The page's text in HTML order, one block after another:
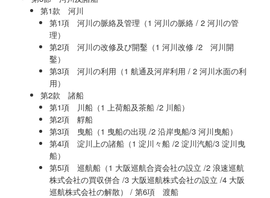
第1款 河川
第1項 河川の脈絡及管理（1 河川の脈絡 / 2 河川の管
理）
第2項 河川の改修及び開鑿（1 河川改修 /2 河川開
鑿）
第3項 河川の利用（1 航通及河岸利用 / 2 河川水面の利
用）
第2款 諸船
第1項 川船（1 上荷船及茶船 /2 川船）
第2項 艀船
第3項 曳船（1 曳船の出現 /2 沿岸曳船/3 河川曳船）
第4項 淀川上の諸船（1 淀川々船 /2 淀川汽船/3 淀川曳
船）
第5項 巡航船（1 大阪巡航合資会社の設立 /2 浪速巡航
株式会社の買収併合 /3 大阪巡航株式会社の設立 /4 大阪
巡航株式会社の解散） / 第6項 渡船